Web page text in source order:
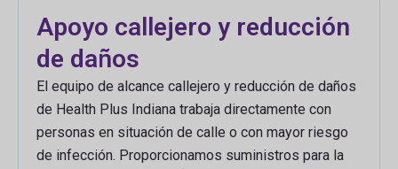
Apoyo callejero y reducción
de daños
El equipo de alcance callejero y reducción de daños
de Health Plus Indiana trabaja directamente con
personas en situación de calle o con mayor riesgo
de infección. Proporcionamos suministros para la